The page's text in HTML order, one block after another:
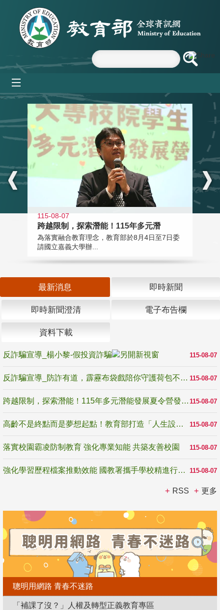
跳到主要內容區塊
:::
115-08-07
跨越限制，探索潛能！115年多元潛
為落實融合教育理念，教育部於8月4日至7日委
請國立嘉義大學辦...
最新消息 即時新聞
即時新聞澄清 電子布告欄
資料下載
115-08-07
反詐騙宣導_楊小黎-假投資詐騙
115-08-07
反詐騙宣導_防詐有道，霹靂布袋戲陪你守護荷包不受騙
115-08-07
跨越限制，探索潛能！115年多元潛能發展夏令營發掘生命無限可能
115-08-07
高齡不是終點而是夢想起點！教育部打造「人生設計夢工場」 參展第3屆高齡健康產業博覽會
115-08-07
落實校園霸凌防制教育 強化專業知能 共築友善校園
115-08-07
強化學習歷程檔案推動效能 國教署攜手學校精進行政與教學支持
RSS 更多
聰明用網路 青春不迷路
「補課了沒？」人權及轉型正義教育專區